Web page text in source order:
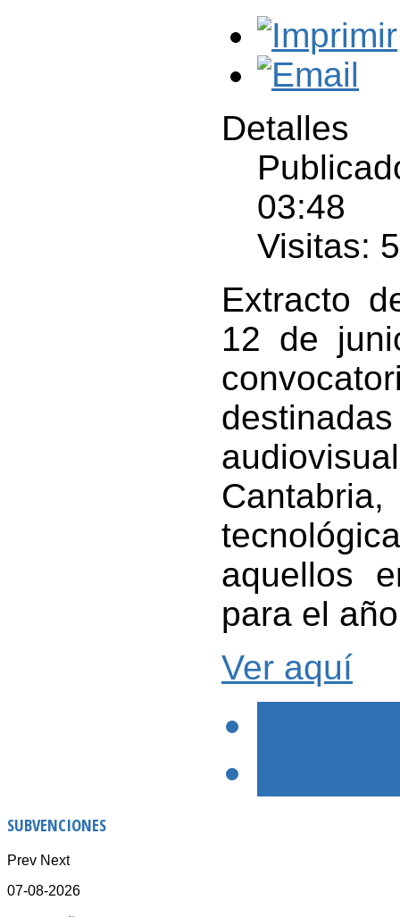
Detalles
03:48
Visitas:
Extracto
12 de
aquellos
para el
Ver aquí
SUBVENCIONES
Prev Next
07-08-2026